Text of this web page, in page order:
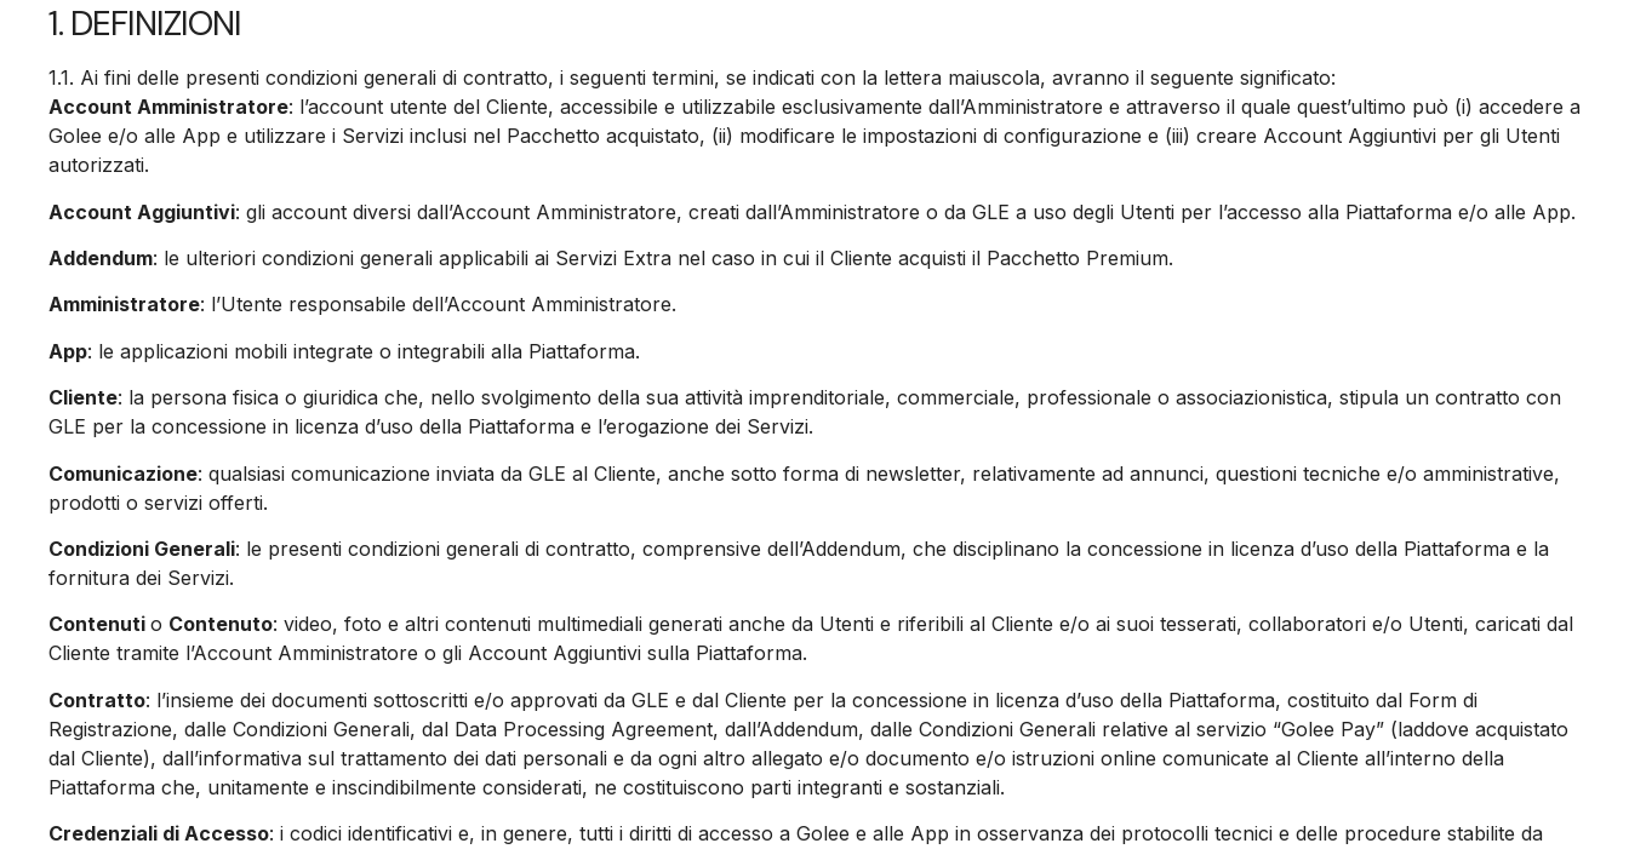
1. DEFINIZIONI
1.1. Ai fini delle presenti condizioni generali di contratto, i seguenti termini, se indicati con la lettera maiuscola, avranno il seguente significato:
Account Amministratore: l’account utente del Cliente, accessibile e utilizzabile esclusivamente dall’Amministratore e attraverso il quale quest’ultimo può (i) accedere a
Golee e/o alle App e utilizzare i Servizi inclusi nel Pacchetto acquistato, (ii) modificare le impostazioni di configurazione e (iii) creare Account Aggiuntivi per gli Utenti
autorizzati.
Account Aggiuntivi: gli account diversi dall’Account Amministratore, creati dall’Amministratore o da GLE a uso degli Utenti per l’accesso alla Piattaforma e/o alle App.
Addendum: le ulteriori condizioni generali applicabili ai Servizi Extra nel caso in cui il Cliente acquisti il Pacchetto Premium.
Amministratore: l’Utente responsabile dell’Account Amministratore.
App: le applicazioni mobili integrate o integrabili alla Piattaforma.
Cliente: la persona fisica o giuridica che, nello svolgimento della sua attività imprenditoriale, commerciale, professionale o associazionistica, stipula un contratto con
GLE per la concessione in licenza d’uso della Piattaforma e l’erogazione dei Servizi.
Comunicazione: qualsiasi comunicazione inviata da GLE al Cliente, anche sotto forma di newsletter, relativamente ad annunci, questioni tecniche e/o amministrative,
prodotti o servizi offerti.
Condizioni Generali: le presenti condizioni generali di contratto, comprensive dell’Addendum, che disciplinano la concessione in licenza d’uso della Piattaforma e la
fornitura dei Servizi.
Contenuti o Contenuto: video, foto e altri contenuti multimediali generati anche da Utenti e riferibili al Cliente e/o ai suoi tesserati, collaboratori e/o Utenti, caricati dal
Cliente tramite l’Account Amministratore o gli Account Aggiuntivi sulla Piattaforma.
Contratto: l’insieme dei documenti sottoscritti e/o approvati da GLE e dal Cliente per la concessione in licenza d’uso della Piattaforma, costituito dal Form di
Registrazione, dalle Condizioni Generali, dal Data Processing Agreement, dall’Addendum, dalle Condizioni Generali relative al servizio “Golee Pay” (laddove acquistato
dal Cliente), dall’informativa sul trattamento dei dati personali e da ogni altro allegato e/o documento e/o istruzioni online comunicate al Cliente all’interno della
Piattaforma che, unitamente e inscindibilmente considerati, ne costituiscono parti integranti e sostanziali.
Credenziali di Accesso: i codici identificativi e, in genere, tutti i diritti di accesso a Golee e alle App in osservanza dei protocolli tecnici e delle procedure stabilite da